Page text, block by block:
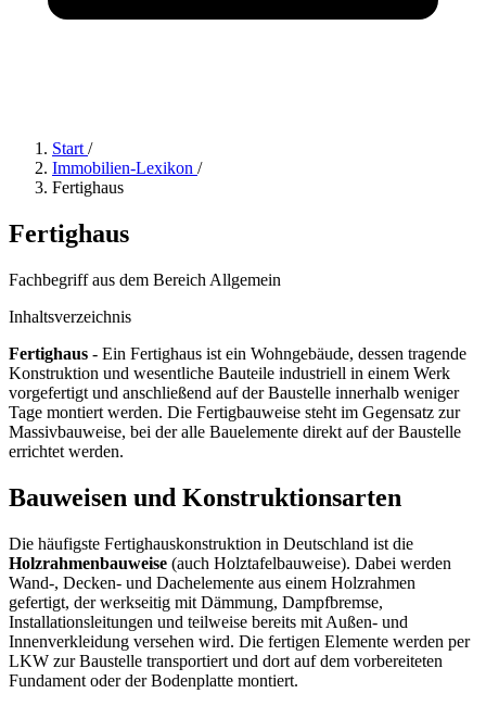
Start /
Immobilien-Lexikon /
Fertighaus
Fertighaus
Fachbegriff aus dem Bereich Allgemein
Inhaltsverzeichnis
Fertighaus - Ein Fertighaus ist ein Wohngebäude, dessen tragende
Konstruktion und wesentliche Bauteile industriell in einem Werk
vorgefertigt und anschließend auf der Baustelle innerhalb weniger
Tage montiert werden. Die Fertigbauweise steht im Gegensatz zur
Massivbauweise, bei der alle Bauelemente direkt auf der Baustelle
errichtet werden.
Bauweisen und Konstruktionsarten
Die häufigste Fertighauskonstruktion in Deutschland ist die
Holzrahmenbauweise (auch Holztafelbauweise). Dabei werden
Wand-, Decken- und Dachelemente aus einem Holzrahmen
gefertigt, der werkseitig mit Dämmung, Dampfbremse,
Installationsleitungen und teilweise bereits mit Außen- und
Innenverkleidung versehen wird. Die fertigen Elemente werden per
LKW zur Baustelle transportiert und dort auf dem vorbereiteten
Fundament oder der Bodenplatte montiert.